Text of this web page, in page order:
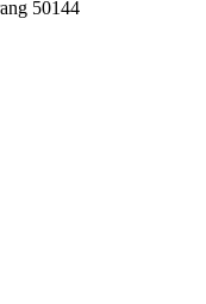
50144